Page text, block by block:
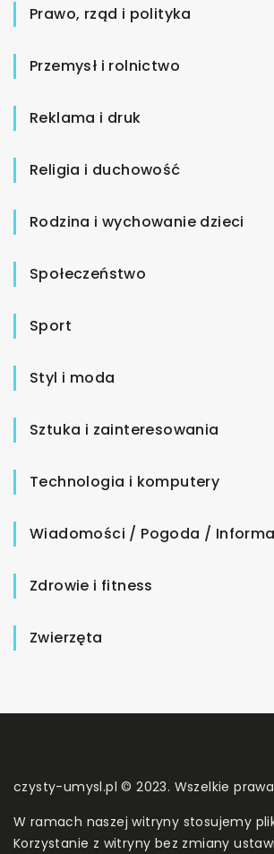
Prawo, rząd i polityka
Przemysł i rolnictwo
Reklama i druk
Religia i duchowość
Rodzina i wychowanie dzieci
Społeczeństwo
Sport
Styl i moda
Sztuka i zainteresowania
Technologia i komputery
Wiadomości / Pogoda /
Zdrowie i fitness
Zwierzęta
czysty-umysl.pl © 2023. Wszelkie
W ramach naszej witryny stosujemy
Korzystanie z witryny bez zmiany